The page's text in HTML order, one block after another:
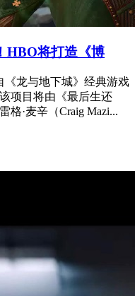
HBO将打造《博
《龙与地下城》经典游戏
项目将由《最后生还
格·麦辛（Craig Mazi...